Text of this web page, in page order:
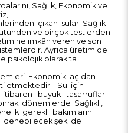
Sağlık, Ekonomik ve
çıkan sular Sağlık
ve birçok testlerden
imkân veren ve son
Ayrıca üretimide
psikolojik olarak ta
Ekonomik açıdan
etmektedir. Su için
itibaren büyük tasarruflar
dönemlerde Sağlıklı,
gerekli bakımlarını
denebilecek şekilde